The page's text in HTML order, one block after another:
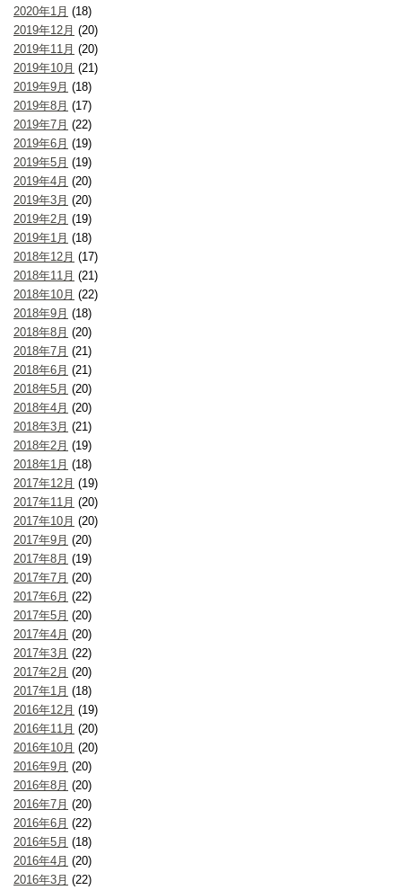
2020年1月 (18)
2019年12月 (20)
2019年11月 (20)
2019年10月 (21)
2019年9月 (18)
2019年8月 (17)
2019年7月 (22)
2019年6月 (19)
2019年5月 (19)
2019年4月 (20)
2019年3月 (20)
2019年2月 (19)
2019年1月 (18)
2018年12月 (17)
2018年11月 (21)
2018年10月 (22)
2018年9月 (18)
2018年8月 (20)
2018年7月 (21)
2018年6月 (21)
2018年5月 (20)
2018年4月 (20)
2018年3月 (21)
2018年2月 (19)
2018年1月 (18)
2017年12月 (19)
2017年11月 (20)
2017年10月 (20)
2017年9月 (20)
2017年8月 (19)
2017年7月 (20)
2017年6月 (22)
2017年5月 (20)
2017年4月 (20)
2017年3月 (22)
2017年2月 (20)
2017年1月 (18)
2016年12月 (19)
2016年11月 (20)
2016年10月 (20)
2016年9月 (20)
2016年8月 (20)
2016年7月 (20)
2016年6月 (22)
2016年5月 (18)
2016年4月 (20)
2016年3月 (22)